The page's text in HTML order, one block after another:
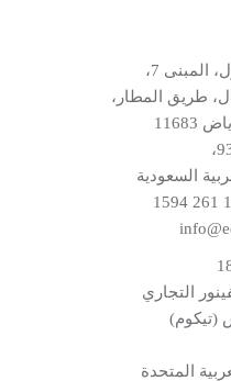
المبنى 7،
طريق المطار،
السعودية
التجاري
(تيكوم)
المتحدة